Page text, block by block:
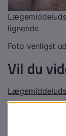
lignende
Foto venligst
Vil du